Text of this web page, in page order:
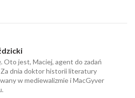
Oto jest, Maciej, agent do zadań
Za dnia doktor historii literatury
w mediewalizmie i MacGyver